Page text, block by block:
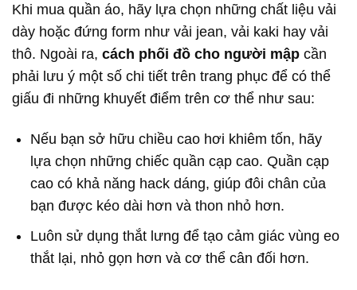
Khi mua quần áo, hãy lựa chọn những chất liệu vải
dày hoặc đứng form như vải jean, vải kaki hay vải
thô. Ngoài ra, cách phối đồ cho người mập cần
phải lưu ý một số chi tiết trên trang phục để có thể
giấu đi những khuyết điểm trên cơ thể như sau:
Nếu bạn sở hữu chiều cao hơi khiêm tốn, hãy
lựa chọn những chiếc quần cạp cao. Quần cạp
cao có khả năng hack dáng, giúp đôi chân của
bạn được kéo dài hơn và thon nhỏ hơn.
Luôn sử dụng thắt lưng để tạo cảm giác vùng eo
thắt lại, nhỏ gọn hơn và cơ thể cân đối hơn.